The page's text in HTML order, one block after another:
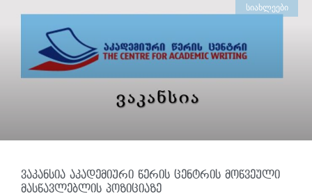
ᲡᲘᲐᲮᲚᲔᲔᲑᲘ
ვაკანსია აკადემიური წერის ცენტრის მოწვეული
მასწავლებლის პოზიციაზე